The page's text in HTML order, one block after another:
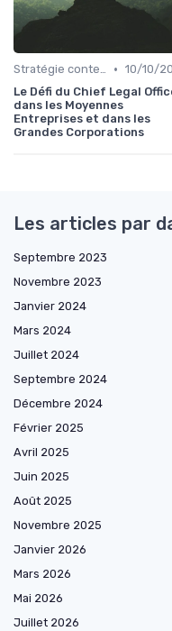
Stratégie contentieuse • 10/10/
Le Défi du Chief Legal
dans les Moyennes
Entreprises et dans les
Grandes Corporations
Les articles par
Septembre 2023
Novembre 2023
Janvier 2024
Mars 2024
Juillet 2024
Septembre 2024
Décembre 2024
Février 2025
Avril 2025
Juin 2025
Août 2025
Novembre 2025
Janvier 2026
Mars 2026
Mai 2026
Juillet 2026